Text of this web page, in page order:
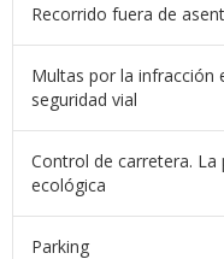
Recorrido fuera de
Multas por la infracción
seguridad vial
Control de carretera. La
ecológica
Parking